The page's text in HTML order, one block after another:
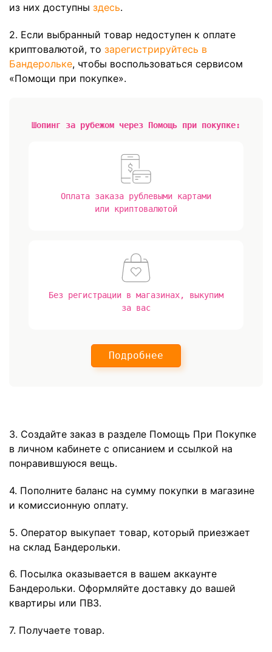
из них доступны здесь.
2. Если выбранный товар недоступен к оплате
криптовалютой, то зарегистрируйтесь в
Бандерольке, чтобы воспользоваться сервисом
«Помощи при покупке».
Шопинг за рубежом через Помощь при покупке:
Оплата заказа рублевыми картами
или криптовалютой
Без регистрации в магазинах, выкупим
за вас
Подробнее
3. Создайте заказ в разделе Помощь При Покупке
в личном кабинете с описанием и ссылкой на
понравившуюся вещь.
4. Пополните баланс на сумму покупки в магазине
и комиссионную оплату.
5. Оператор выкупает товар, который приезжает
на склад Бандерольки.
6. Посылка оказывается в вашем аккаунте
Бандерольки. Оформляйте доставку до вашей
квартиры или ПВЗ.
7. Получаете товар.